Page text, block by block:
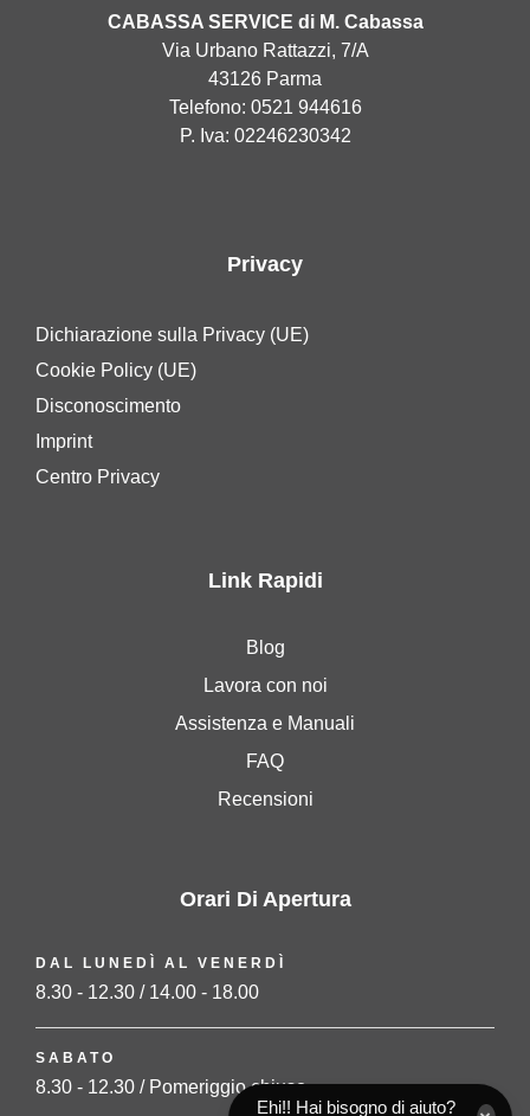
CABASSA SERVICE di M. Cabassa
Via Urbano Rattazzi, 7/A
43126 Parma
Telefono: 0521 944616
P. Iva: 02246230342
Privacy
Dichiarazione sulla Privacy (UE)
Cookie Policy (UE)
Disconoscimento
Imprint
Centro Privacy
Link Rapidi
Blog
Lavora con noi
Assistenza e Manuali
FAQ
Recensioni
Orari Di Apertura
DAL LUNEDÌ AL VENERDÌ
8.30 - 12.30 / 14.00 - 18.00
SABATO
8.30 - 12.30 / Pomeriggio chiuso
Ehi!! Hai bisogno di aiuto?